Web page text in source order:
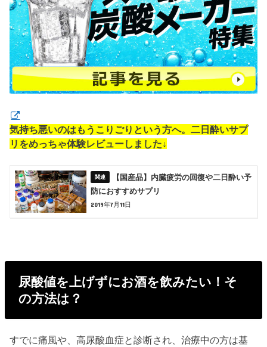
気持ち悪いのはもうこりごりという方へ。二日酔いサプ
リをめっちゃ体験レビューしました↓
【国産品】内臓疲労の回復や二日酔い予
防におすすめサプリ
2019年7月11日
尿酸値を上げずにお酒を飲みたい！そ
の方法は？
すでに痛風や、高尿酸血症と診断され、治療中の方は基